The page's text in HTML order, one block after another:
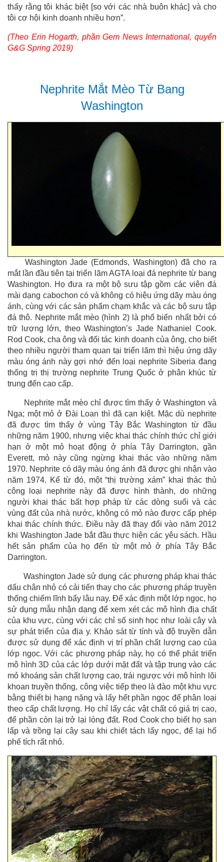
thấy rằng tôi khác biệt [so với các nhà buôn khác] và cho
tôi cơ hội kinh doanh nhiều hơn”.
(Theo Erin Hogarth, phần Gem News International, quyển
G&G Spring 2019)
Nephrite Mắt Mèo Từ Bang
Washington
Washington Jade (Edmonds, Washington) đã cho ra
mắt lần đầu tiên tại triển lãm AGTA loại đá nephrite từ bang
Washington. Họ đưa ra một bộ sưu tập gồm các viên đá
mài dạng cabochon có và không có hiệu ứng dãy màu óng
ánh, cùng với các sản phẩm chạm khắc và các bộ sưu tập
đá thô. Nephrite mắt mèo (hình 2) là phổ biến nhất bởi có
trữ lượng lớn, theo Washington’s Jade Nathaniel Cook.
Rod Cook, cha ông và đối tác kinh doanh của ông, cho biết
theo nhiều người tham quan tại triển lãm thì hiệu ứng dãy
màu óng ánh này gợi nhớ đến loại nephrite Siberia đang
thống trị thị trường nephrite Trung Quốc ở phân khúc từ
trung đến cao cấp.
Nephrite mắt mèo chỉ được tìm thấy ở Washington và
Nga; một mỏ ở Đài Loan thì đã cạn kiệt. Mặc dù nephrite
đã được tìm thấy ở vùng Tây Bắc Washington từ đầu
những năm 1900, nhưng việc khai thác chính thức chỉ giới
hạn ở một mỏ hoạt động ở phía Tây Darrington, gần
Everett, mỏ này cũng ngừng khai thác vào những năm
1970. Nephrite có dãy màu óng ánh đã được ghi nhận vào
năm 1974. Kể từ đó, một “thị trường xám” khai thác thủ
công loại nephrite này đã được hình thành, do những
người khai thác bất hợp pháp từ các dòng suối và các
vùng đất của nhà nước, không có mỏ nào được cấp phép
khai thác chính thức. Điều này đã thay đổi vào năm 2012
khi Washington Jade bắt đầu thực hiện các yêu sách. Hầu
hết sản phẩm của họ đến từ một mỏ ở phía Tây Bắc
Darrington.
Washington Jade sử dụng các phương pháp khai thác
dấu chân nhỏ có cải tiến thay cho các phương pháp truyền
thống chiếm lĩnh bấy lâu nay. Để xác định một lớp ngọc, họ
sử dụng mẫu nhận dạng để xem xét các mô hình địa chất
của khu vực, cùng với các chỉ số sinh học như loài cây và
sự phát triển của địa y. Khảo sát từ tính và độ truyền dẫn
được sử dụng để xác định vị trí phần chất lượng cao của
lớp ngọc. Với các phương pháp này, họ có thể phát triển
mô hình 3D của các lớp dưới mặt đất và tập trung vào các
mỏ khoáng sản chất lượng cao, trái ngược với mô hình lõi
khoan truyền thống, công việc tiếp theo là đào một khu vực
bằng thiết bị hạng nặng và lấy hết phần ngọc để phân loại
theo cấp chất lượng. Họ chỉ lấy các vật chất có giá trị cao,
để phần còn lại trở lại lòng đất. Rod Cook cho biết họ san
lấp và trồng lại cây sau khi chiết tách lấy ngọc, để lại hố
phế tích rất nhỏ.